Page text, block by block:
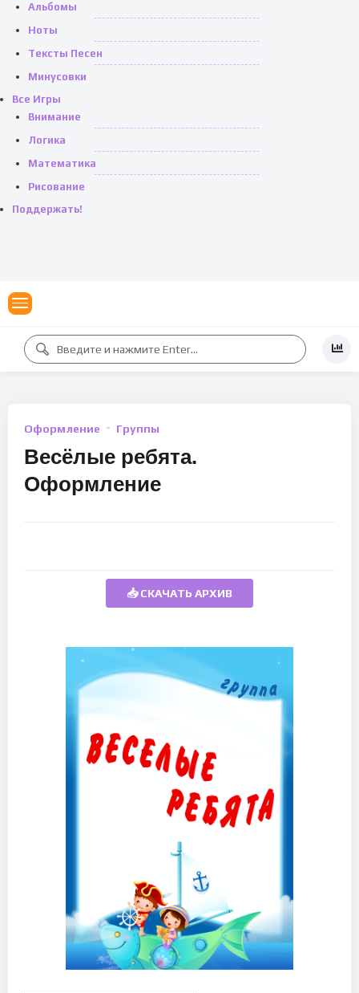
Альбомы
Ноты
Тексты Песен
Минусовки
Все Игры
Внимание
Логика
Математика
Рисование
Поддержать!
Оформление Группы
Весёлые ребята.
Оформление
📥 СКАЧАТЬ АРХИВ